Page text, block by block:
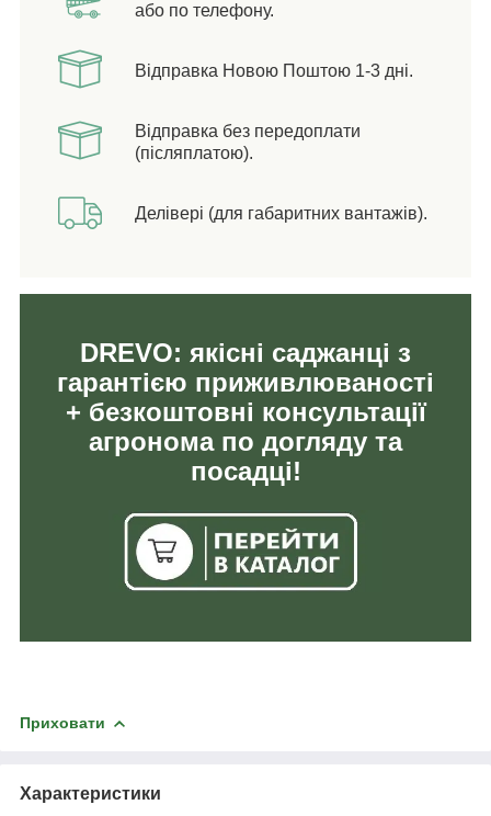
або по телефону.
Відправка Новою Поштою 1-3 дні.
Відправка без передоплати
(післяплатою).
Делівері (для габаритних вантажів).
DREVO: якісні саджанці з
гарантією приживлюваності
+ безкоштовні консультації
агронома по догляду та
посадці!
Приховати
Характеристики